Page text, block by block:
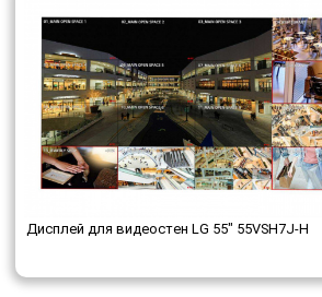
Дисплей для видеостен LG 55" 55VSH7J-H